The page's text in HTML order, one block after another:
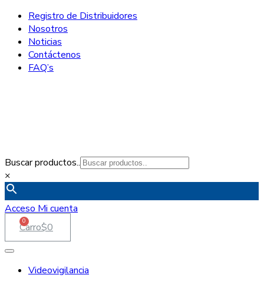
Registro de Distribuidores
Nosotros
Noticias
Contáctenos
FAQ’s
Buscar productos..
×
Acceso Mi cuenta
$0
0
Carro
Videovigilancia